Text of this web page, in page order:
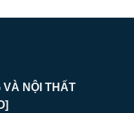
VÀ NỘI THẤT